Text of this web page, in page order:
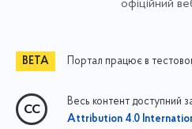
офіційний
Портал працює в
Весь контент доступний
Attribution 4.0